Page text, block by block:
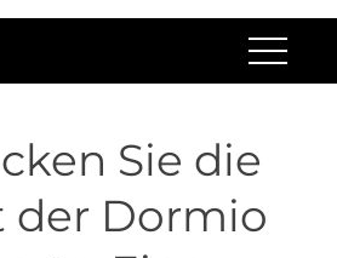
Sie die
der Dormio